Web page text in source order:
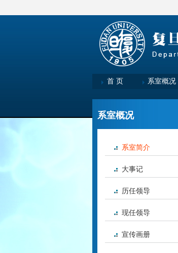
首 页 系室概况
系室概况
系室简介
大事记
历任领导
现任领导
宣传画册